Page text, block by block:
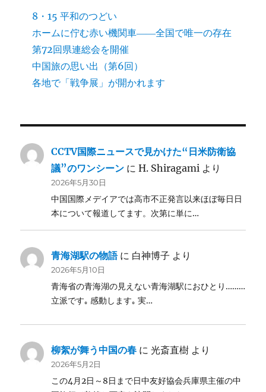
8・15 平和のつどい
ホームに佇む赤い機関車――全国で唯一の存在
第72回県連総会を開催
中国旅の思い出（第6回）
各地で「戦争展」が開かれます
CCTV国際ニュースで見かけた“日米防衛協
議”のワンシーン にH. Shiragami より
2026年5月30日
中国国際メデイアでは高市不正発言以来ほぼ毎日日
本について報道してます。次第に単に…
青海湖駅の物語に 白神博子 より
2026年5月10日
青海省の青海湖の見えない青海湖駅におひとり………
立派です｡ 感動します｡ 実…
柳絮が舞う中国の春 に光斎直樹 より
2026年5月2日
この4月2日～8日まで日中友好協会兵庫県主催の中